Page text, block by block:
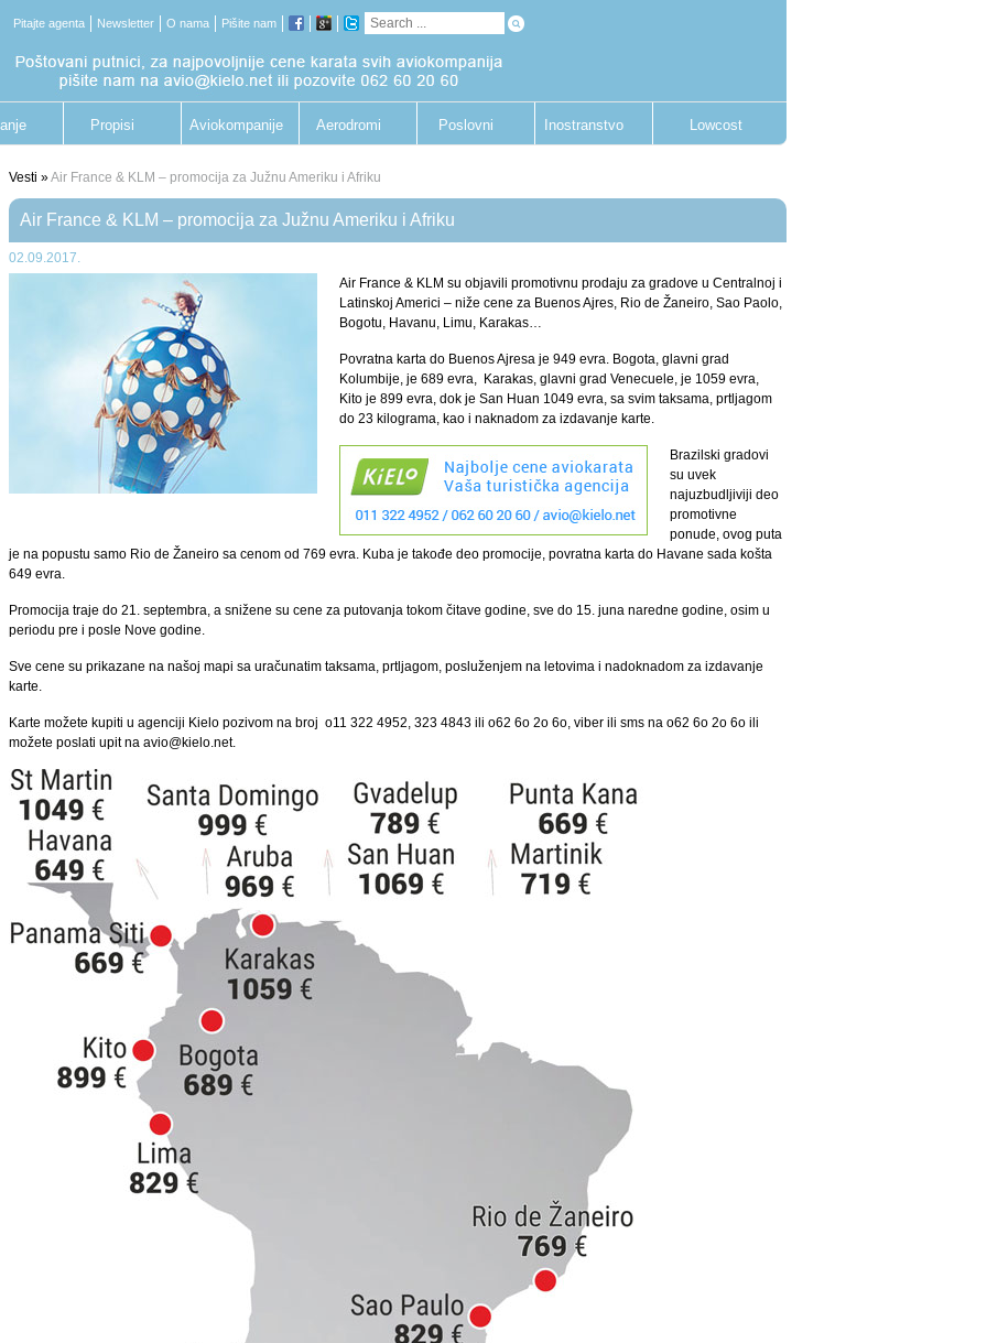
Pitajte agenta Newsletter O nama Pišite nam
Propisi Aviokompanije Aerodromi Poslovni Inostranstvo Lowcost
Vesti »Air France & KLM – promocija za Južnu Ameriku i Afriku
Air France & KLM – promocija za Južnu Ameriku i Afriku
02.09.2017.
Air France & KLM su objavili promotivnu prodaju za gradove u Centralnoj i
Latinskoj Americi – niže cene za Buenos Ajres, Rio de Žaneiro, Sao Paolo,
Bogotu, Havanu, Limu, Karakas…
Povratna karta do Buenos Ajresa je 949 evra. Bogota, glavni grad
Kolumbije, je 689 evra, Karakas, glavni grad Venecuele, je 1059 evra,
Kito je 899 evra, dok je San Huan 1049 evra, sa svim taksama, prtljagom
do 23 kilograma, kao i naknadom za izdavanje karte.
Brazilski gradovi
su uvek
najuzbudljiviji deo
promotivne
ponude, ovog puta
je na popustu samo Rio de Žaneiro sa cenom od 769 evra. Kuba je takođe deo promocije, povratna karta do Havane sada košta
649 evra.
Promocija traje do 21. septembra, a snižene su cene za putovanja tokom čitave godine, sve do 15. juna naredne godine, osim u
periodu pre i posle Nove godine.
Sve cene su prikazane na našoj mapi sa uračunatim taksama, prtljagom, posluženjem na letovima i nadoknadom za izdavanje
karte.
Karte možete kupiti u agenciji Kielo pozivom na broj o11 322 4952, 323 4843 ili o62 6o 2o 6o, viber ili sms na o62 6o 2o 6o ili
možete poslati upit na avio@kielo.net.